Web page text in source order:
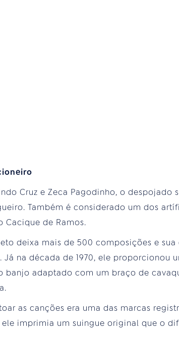
Cruz e Zeca Pagodinho, o despojado
Também é considerado um dos
Cacique de Ramos.
deixa mais de 500 composições e
Já na década de 1970, ele proporcionou
banjo adaptado com um braço de
as canções era uma das marcas
imprimia um suingue original que o